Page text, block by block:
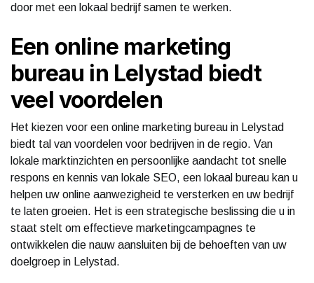
door met een lokaal bedrijf samen te werken.
Een online marketing
bureau in Lelystad biedt
veel voordelen
Het kiezen voor een online marketing bureau in Lelystad
biedt tal van voordelen voor bedrijven in de regio. Van
lokale marktinzichten en persoonlijke aandacht tot snelle
respons en kennis van lokale SEO, een lokaal bureau kan u
helpen uw online aanwezigheid te versterken en uw bedrijf
te laten groeien. Het is een strategische beslissing die u in
staat stelt om effectieve marketingcampagnes te
ontwikkelen die nauw aansluiten bij de behoeften van uw
doelgroep in Lelystad.